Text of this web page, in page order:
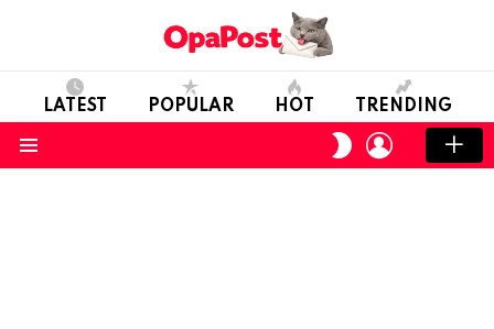
LATEST POPULAR HOT TRENDING
SWITCH
SKIN
LOGIN